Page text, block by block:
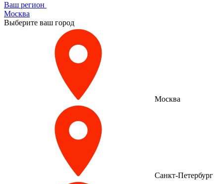
Ваш регион
Москва
Выберите ваш город
Москва
Санкт-Петербург